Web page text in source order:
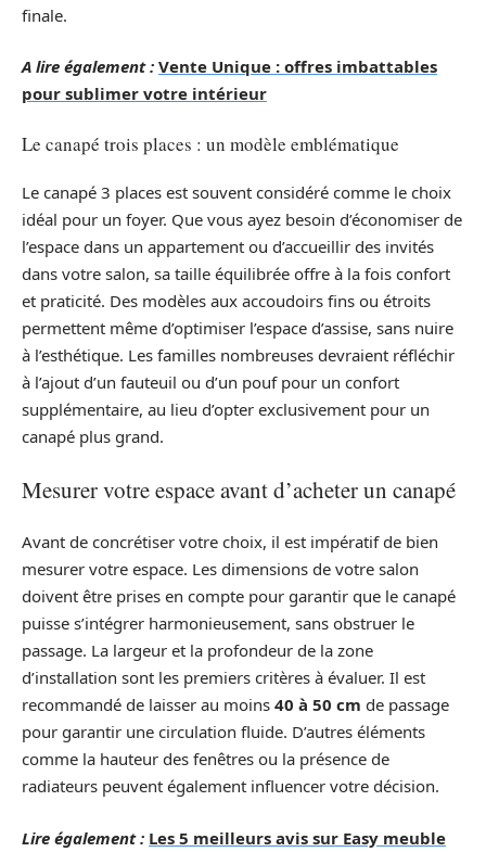
finale.
A lire également : Vente Unique : offres imbattables
pour sublimer votre intérieur
Le canapé trois places : un modèle emblématique
Le canapé 3 places est souvent considéré comme le choix
idéal pour un foyer. Que vous ayez besoin d’économiser de
l’espace dans un appartement ou d’accueillir des invités
dans votre salon, sa taille équilibrée offre à la fois confort
et praticité. Des modèles aux accoudoirs fins ou étroits
permettent même d’optimiser l’espace d’assise, sans nuire
à l’esthétique. Les familles nombreuses devraient réfléchir
à l’ajout d’un fauteuil ou d’un pouf pour un confort
supplémentaire, au lieu d’opter exclusivement pour un
canapé plus grand.
Mesurer votre espace avant d’acheter un canapé
Avant de concrétiser votre choix, il est impératif de bien
mesurer votre espace. Les dimensions de votre salon
doivent être prises en compte pour garantir que le canapé
puisse s’intégrer harmonieusement, sans obstruer le
passage. La largeur et la profondeur de la zone
d’installation sont les premiers critères à évaluer. Il est
recommandé de laisser au moins 40 à 50 cm de passage
pour garantir une circulation fluide. D’autres éléments
comme la hauteur des fenêtres ou la présence de
radiateurs peuvent également influencer votre décision.
Lire également : Les 5 meilleurs avis sur Easy meuble